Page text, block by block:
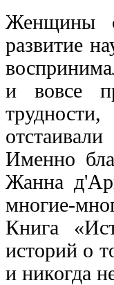
Женщины
развитие
и вовсе
Именно
Жанна
многие-
Книга
историй о
и никогда